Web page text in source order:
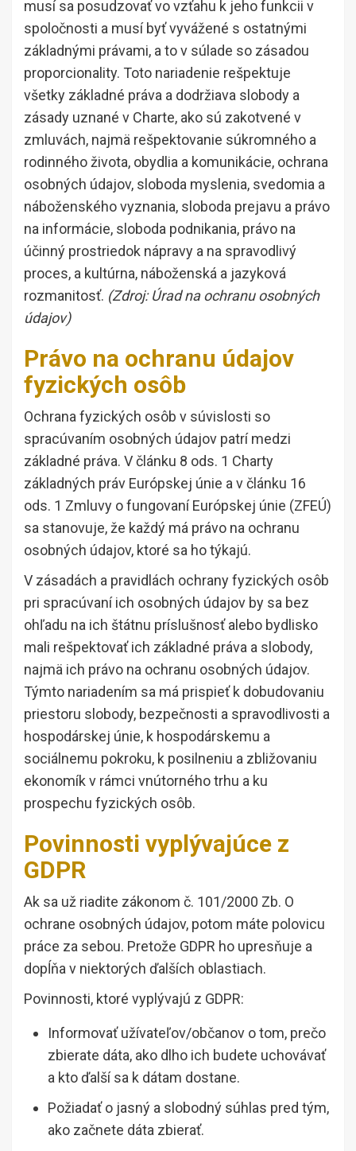
musí sa posudzovať vo vzťahu k jeho funkcii v
spoločnosti a musí byť vyvážené s ostatnými
základnými právami, a to v súlade so zásadou
proporcionality. Toto nariadenie rešpektuje
všetky základné práva a dodržiava slobody a
zásady uznané v Charte, ako sú zakotvené v
zmluvách, najmä rešpektovanie súkromného a
rodinného života, obydlia a komunikácie, ochrana
osobných údajov, sloboda myslenia, svedomia a
náboženského vyznania, sloboda prejavu a právo
na informácie, sloboda podnikania, právo na
účinný prostriedok nápravy a na spravodlivý
proces, a kultúrna, náboženská a jazyková
rozmanitosť. (Zdroj: Úrad na ochranu osobných
údajov)
Právo na ochranu údajov
fyzických osôb
Ochrana fyzických osôb v súvislosti so
spracúvaním osobných údajov patrí medzi
základné práva. V článku 8 ods. 1 Charty
základných práv Európskej únie a v článku 16
ods. 1 Zmluvy o fungovaní Európskej únie (ZFEÚ)
sa stanovuje, že každý má právo na ochranu
osobných údajov, ktoré sa ho týkajú.
V zásadách a pravidlách ochrany fyzických osôb
pri spracúvaní ich osobných údajov by sa bez
ohľadu na ich štátnu príslušnosť alebo bydlisko
mali rešpektovať ich základné práva a slobody,
najmä ich právo na ochranu osobných údajov.
Týmto nariadením sa má prispieť k dobudovaniu
priestoru slobody, bezpečnosti a spravodlivosti a
hospodárskej únie, k hospodárskemu a
sociálnemu pokroku, k posilneniu a zbližovaniu
ekonomík v rámci vnútorného trhu a ku
prospechu fyzických osôb.
Povinnosti vyplývajúce z
GDPR
Ak sa už riadite zákonom č. 101/2000 Zb. O
ochrane osobných údajov, potom máte polovicu
práce za sebou. Pretože GDPR ho upresňuje a
dopĺňa v niektorých ďalších oblastiach.
Povinnosti, ktoré vyplývajú z GDPR:
Informovať užívateľov/občanov o tom, prečo
zbierate dáta, ako dlho ich budete uchovávať
a kto ďalší sa k dátam dostane.
Požiadať o jasný a slobodný súhlas pred tým,
ako začnete dáta zbierať.